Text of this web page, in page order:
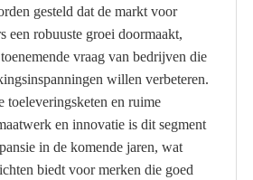
gesteld dat de markt voor
een robuuste groei doormaakt,
vraag van bedrijven die
willen verbeteren.
toeleveringsketen en ruime
en innovatie is dit segment
in de komende jaren, wat
biedt voor merken die goed